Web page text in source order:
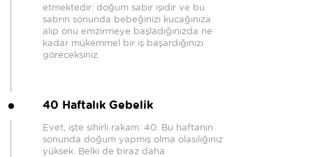
etmektedir: doğum sabır işidir ve bu
sabrın sonunda bebeğinizi kucağınıza
alıp onu emzirmeye başladığınızda ne
kadar mükemmel bir iş başardığınızı
göreceksiniz.
40 Haftalık Gebelik
Evet, işte sihirli rakam: 40. Bu haftanın
sonunda doğum yapmış olma olasılığınız
yüksek. Belki de biraz daha